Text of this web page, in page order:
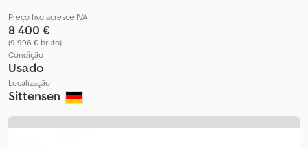
Preço fixo acresce IVA
8 400 €
(9 996 € bruto)
Condição
Usado
Localização
Sittensen